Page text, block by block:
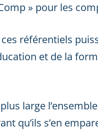
» pour les
référentiels
et de la
large
qu’ils s’en